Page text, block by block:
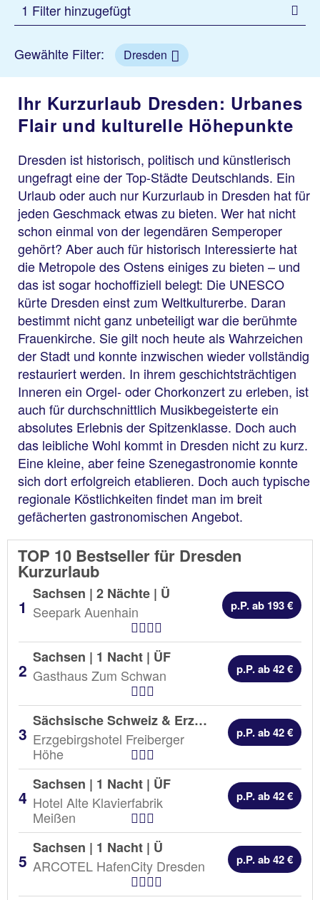
1 Filter hinzugefügt
Gewählte Filter: Dresden
Ihr Kurzurlaub Dresden: Urbanes
Flair und kulturelle Höhepunkte
Dresden ist historisch, politisch und künstlerisch
ungefragt eine der Top-Städte Deutschlands. Ein
Urlaub oder auch nur Kurzurlaub in Dresden hat für
jeden Geschmack etwas zu bieten. Wer hat nicht
schon einmal von der legendären Semperoper
gehört? Aber auch für historisch Interessierte hat
die Metropole des Ostens einiges zu bieten – und
das ist sogar hochoffiziell belegt: Die UNESCO
kürte Dresden einst zum Weltkulturerbe. Daran
bestimmt nicht ganz unbeteiligt war die berühmte
Frauenkirche. Sie gilt noch heute als Wahrzeichen
der Stadt und konnte inzwischen wieder vollständig
restauriert werden. In ihrem geschichtsträchtigen
Inneren ein Orgel- oder Chorkonzert zu erleben, ist
auch für durchschnittlich Musikbegeisterte ein
absolutes Erlebnis der Spitzenklasse. Doch auch
das leibliche Wohl kommt in Dresden nicht zu kurz.
Eine kleine, aber feine Szenegastronomie konnte
sich dort erfolgreich etablieren. Doch auch typische
regionale Köstlichkeiten findet man im breit
gefächerten gastronomischen Angebot.
TOP 10 Bestseller für Dresden
Kurzurlaub
Sachsen | 2 Nächte | Ü
Seepark Auenhain
p.P. ab 193 €
Sachsen | 1 Nacht | ÜF
Gasthaus Zum Schwan
p.P. ab 42 €
Sächsische Schweiz & Erzgebirge | 1 Nacht |
Erzgebirgshotel Freiberger
Höhe
Hotel Kategorien
p.P. ab 42 €
Sachsen | 1 Nacht | ÜF
Hotel Alte Klavierfabrik
Meißen
p.P. ab 42 €
Sachsen | 1 Nacht | Ü
ARCOTEL HafenCity Dresden
p.P. ab 42 €